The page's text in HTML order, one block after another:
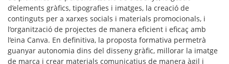
d’elements gràfics, tipografies i imatges, la creació de
continguts per a xarxes socials i materials promocionals, i
l’organització de projectes de manera eficient i eficaç amb
l’eina Canva. En definitiva, la proposta formativa permetrà
guanyar autonomia dins del disseny gràfic, millorar la imatge
de marca i crear materials comunicatius de manera àgil i